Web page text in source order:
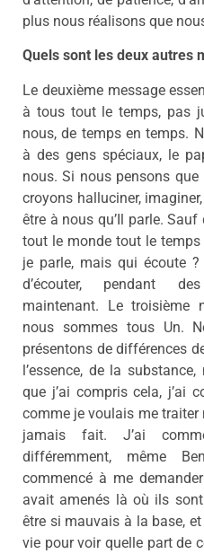
plus nous réalisons que
Quels sont les deux autres
Le deuxième message
à tous tout le temps, pas
nous, de temps en temps.
à des gens spéciaux, le
nous. Si nous pensons
croyons halluciner,
être à nous qu’Il parle.
tout le monde tout le temps
je parle, mais qui écoute
d’écouter, pendant
maintenant. Le troisième
nous sommes tous Un.
présentons de différences
l’essence, de la
que j’ai compris cela, j’ai
comme je voulais me traiter
jamais fait. J’ai
différemment, même
commencé à me
avait amenés là où ils
être si mauvais à la base,
vie pour voir quelle part de